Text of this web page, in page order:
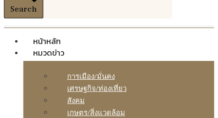
Search
หน้าหลัก
หมวดข่าว
การเมือง/มั่นคง
เศรษฐกิจ/ท่องเที่ยว
สังคม
เกษตร/สิ่งแวดล้อม